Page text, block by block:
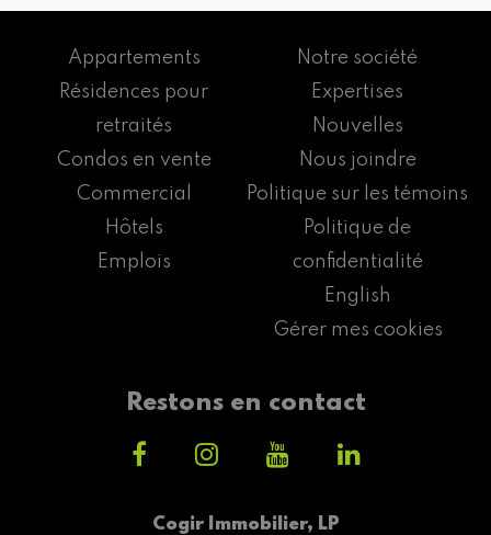
Cogir Immobilier, LP
Appartements
Résidences pour
retraités
Condos en vente
Commercial
Hôtels
Emplois
Notre société
Expertises
Nouvelles
Nous joindre
Politique sur les témoins
Politique de
confidentialité
English
Gérer mes cookies
Restons en contact